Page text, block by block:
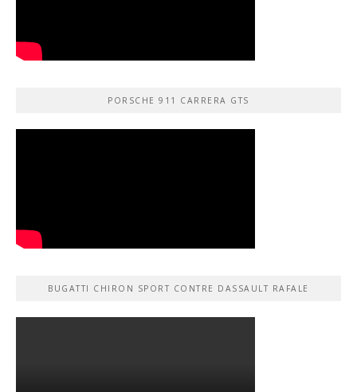
PORSCHE 911 CARRERA GTS
BUGATTI CHIRON SPORT CONTRE DASSAULT RAFALE